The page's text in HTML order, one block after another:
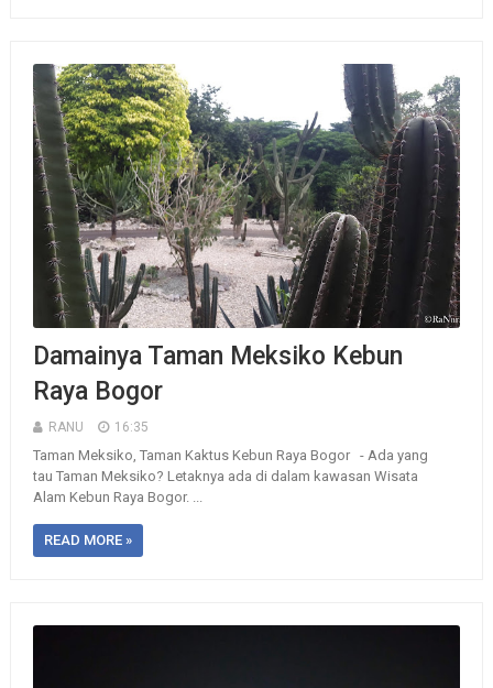
Damainya Taman Meksiko Kebun
Raya Bogor
RANU 16:35
Taman Meksiko, Taman Kaktus Kebun Raya Bogor - Ada yang
tau Taman Meksiko? Letaknya ada di dalam kawasan Wisata
Alam Kebun Raya Bogor. ...
READ MORE »